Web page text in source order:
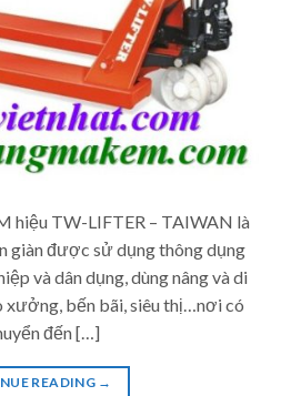
hiệu TW-LIFTER – TAIWAN là
giàn được sử dụng thông dụng
và dân dụng, dùng nâng và di
xưởng, bến bãi, siêu thị…nơi có
đến […]
READING →